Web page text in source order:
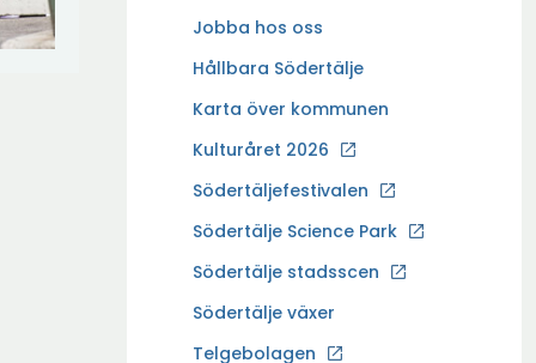
n
a
y
t
f
ö
n
Jobba hos oss
Ö
p
n
a
y
t
f
ö
Hållbara Södertälje
Karta över kommunen
Kulturåret 2026
Södertäljefestivalen
Södertälje Science Park
Ö
p
n
a
Södertälje stadsscen
Södertälje växer
Telgebolagen
Ö